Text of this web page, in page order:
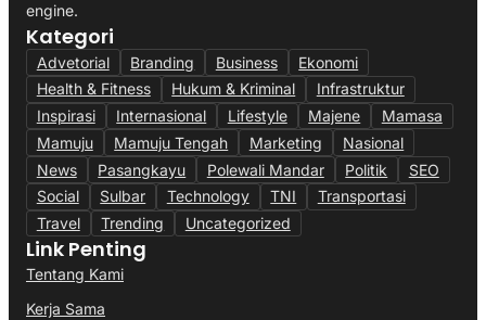
engine.
Kategori
Advetorial Branding Business
Ekonomi
Health & Fitness
Hukum & Kriminal
Infrastruktur
Inspirasi
Internasional Lifestyle Majene
Mamasa
Mamuju
Mamuju Tengah Marketing
Nasional
News
Pasangkayu Polewali Mandar Politik
SEO
Social
Sulbar Technology TNI
Transportasi
Travel
Trending Uncategorized
Link Penting
Tentang Kami
Kerja Sama